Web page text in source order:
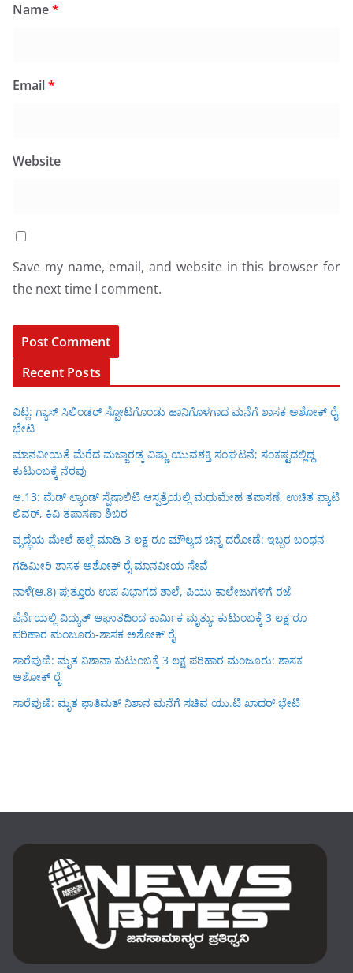
Name*
Email*
Website
Save my name, email, and website in this browser for
the next time I comment.
Recent Posts
ವಿಟ್ಲ: ಗ್ಯಾಸ್ ಸಿಲಿಂಡರ್ ಸ್ಪೋಟಗೊಂಡು ಹಾನಿಗೊಳಗಾದ ಮನೆಗೆ ಶಾಸಕ ಅಶೋಕ್ ರೈ
ಭೇಟಿ
ಮಾನವೀಯತೆ ಮೆರೆದ ಮಜ್ಜಾರಡ್ಕ ವಿಷ್ಣು ಯುವಶಕ್ತಿ ಸಂಘಟನೆ; ಸಂಕಷ್ಟದಲ್ಲಿದ್ದ
ಕುಟುಂಬಕ್ಕೆ ನೆರವು
ಆ.13: ಮೆಡ್ ಲ್ಯಾಂಡ್ ಸ್ಪೆಷಾಲಿಟಿ ಆಸ್ಪತ್ರೆಯಲ್ಲಿ ಮಧುಮೇಹ ತಪಾಸಣೆ, ಉಚಿತ ಫ್ಯಾಟಿ
ಲಿವರ್, ಕಿವಿ ತಪಾಸಣಾ ಶಿಬಿರ
ವೃದ್ಧೆಯ ಮೇಲೆ ಹಲ್ಲೆ ಮಾಡಿ 3 ಲಕ್ಷ ರೂ ಮೌಲ್ಯದ ಚಿನ್ನ ದರೋಡೆ: ಇಬ್ಬರ ಬಂಧನ
ಗಡಿಮೀರಿ ಶಾಸಕ ಅಶೋಕ್ ರೈ ಮಾನವೀಯ ಸೇವೆ
ನಾಳೆ(ಆ.8) ಪುತ್ತೂರು ಉಪ ವಿಭಾಗದ ಶಾಲೆ, ಪಿಯು ಕಾಲೇಜುಗಳಿಗೆ ರಜೆ
ಪೆರ್ನೆಯಲ್ಲಿ ವಿದ್ಯುತ್ ಆಘಾತದಿಂದ ಕಾರ್ಮಿಕ ಮೃತ್ಯು: ಕುಟುಂಬಕ್ಕೆ 3 ಲಕ್ಷ ರೂ
ಪರಿಹಾರ ಮಂಜೂರು-ಶಾಸಕ ಅಶೋಕ್ ರೈ
ಸಾರೆಪುಣಿ: ಮೃತ ನಿಶಾನಾ ಕುಟುಂಬಕ್ಕೆ 3 ಲಕ್ಷ ಪರಿಹಾರ ಮಂಜೂರು: ಶಾಸಕ
ಅಶೋಕ್ ರೈ
ಸಾರೆಪುಣಿ: ಮೃತ ಫಾತಿಮತ್ ನಿಶಾನ ಮನೆಗೆ ಸಚಿವ ಯು.ಟಿ ಖಾದರ್ ಭೇಟಿ